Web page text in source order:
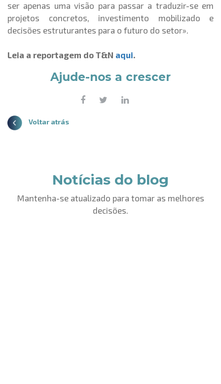
ser apenas uma visão para passar a traduzir-se em
projetos concretos, investimento mobilizado e
decisões estruturantes para o futuro do setor».
Leia a reportagem do T&N aqui.
Ajude-nos a crescer
Voltar atrás
Notícias do blog
Mantenha-se atualizado para tomar as melhores
decisões.